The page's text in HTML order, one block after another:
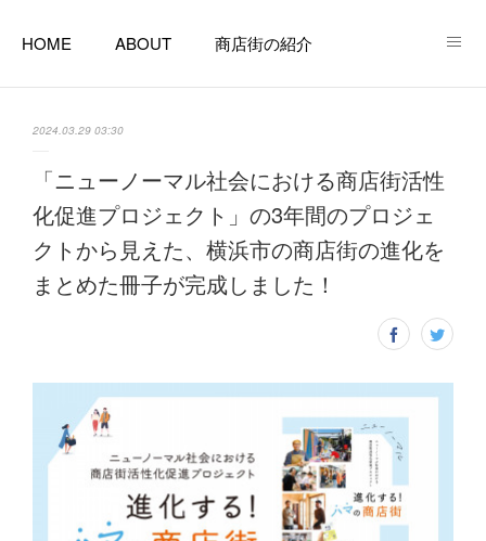
HOME ABOUT 商店街の紹介
2024.03.29 03:30
「ニューノーマル社会における商店街活性
化促進プロジェクト」の3年間のプロジェ
クトから見えた、横浜市の商店街の進化を
まとめた冊子が完成しました！